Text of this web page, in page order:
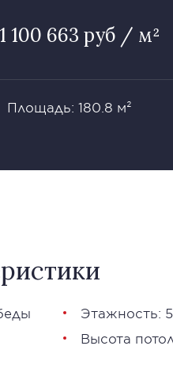
1 100 663 руб / м²
Площадь: 180.8 м²
Этажность:
Высота